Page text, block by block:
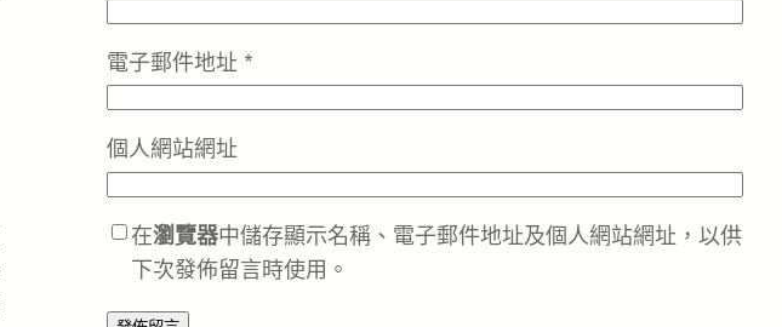
電子郵件地址 *
個人網站網址
在瀏覽器中儲存顯示名稱、電子郵件地址及個人網站網址，以供
下次發佈留言時使用。